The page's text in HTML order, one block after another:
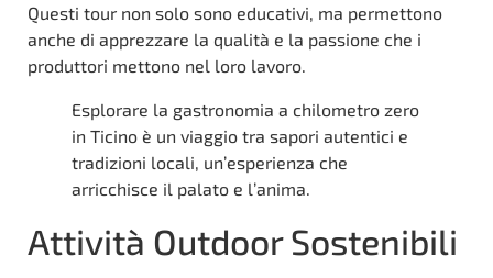
Questi tour non solo sono educativi, ma permettono
anche di apprezzare la qualità e la passione che i
produttori mettono nel loro lavoro.
Esplorare la gastronomia a chilometro zero
in Ticino è un viaggio tra sapori autentici e
tradizioni locali, un’esperienza che
arricchisce il palato e l’anima.
Attività Outdoor Sostenibili